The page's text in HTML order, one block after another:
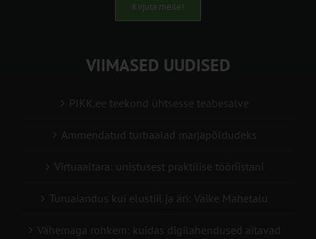
Kirjuta meile!
VIIMASED UUDISED
PIKK.ee teekond ühtsesse teabesalve
Ammendatud turbaalad marjapõldudeks
Virtuaaltara: unistusest praktilise tööriistani
Turuaiandus kui elustiil ja äri: Väike Mahetalu
Vähemaga rohkem: kuidas digilahendused aitavad